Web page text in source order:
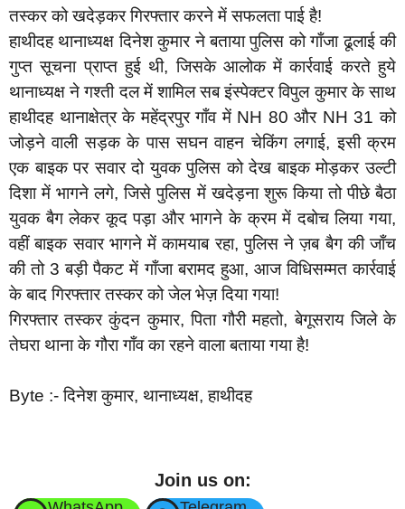
तस्कर को खदेड़कर गिरफ्तार करने में सफलता पाई है!
हाथीदह थानाध्यक्ष दिनेश कुमार ने बताया पुलिस को गाँजा ढूलाई की
गुप्त सूचना प्राप्त हुई थी, जिसके आलोक में कार्रवाई करते हुये
थानाध्यक्ष ने गश्ती दल में शामिल सब इंस्पेक्टर विपुल कुमार के साथ
हाथीदह थानाक्षेत्र के महेंद्रपुर गाँव में NH 80 और NH 31 को
जोड़ने वाली सड़क के पास सघन वाहन चेकिंग लगाई, इसी क्रम
एक बाइक पर सवार दो युवक पुलिस को देख बाइक मोड़कर उल्टी
दिशा में भागने लगे, जिसे पुलिस में खदेड़ना शुरू किया तो पीछे बैठा
युवक बैग लेकर कूद पड़ा और भागने के क्रम में दबोच लिया गया,
वहीं बाइक सवार भागने में कामयाब रहा, पुलिस ने ज़ब बैग की जाँच
की तो 3 बड़ी पैकट में गाँजा बरामद हुआ, आज विधिसम्मत कार्रवाई
के बाद गिरफ्तार तस्कर को जेल भेज़ दिया गया!
गिरफ्तार तस्कर कुंदन कुमार, पिता गौरी महतो, बेगूसराय जिले के
तेघरा थाना के गौरा गाँव का रहने वाला बताया गया है!
Byte :- दिनेश कुमार, थानाध्यक्ष, हाथीदह
Join us on: